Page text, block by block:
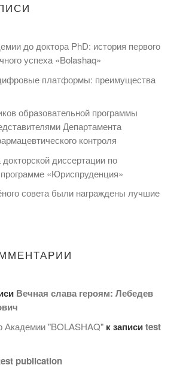
до доктора PhD: история первого
успеха «Bolashaq»
платформы: преимущества
образовательной программы
Департамента
контроля
диссертации по
«Юриспруденция»
совета были награждены лучшие
Вечная слава героям: Лебедев
Академии "BOLASHAQ" к записиtest
publication